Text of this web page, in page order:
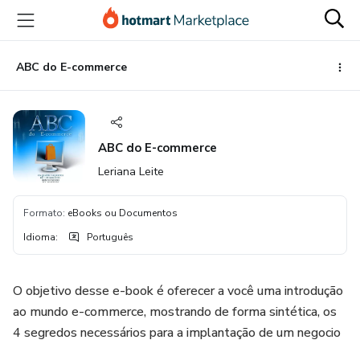
para
conteúdo
principal
para
pagamento
para
rodapé
ABC do E-commerce
ABC do E-commerce
Leriana Leite
Formato: eBooks ou Documentos
Idioma: Português
O objetivo desse e-book é oferecer a você uma introdução
ao mundo e-commerce, mostrando de forma sintética, os
4 segredos necessários para a implantação de um negocio